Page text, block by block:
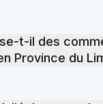
la localisation
nos
disponibles et
t-il des
Province du
chaque quartier et